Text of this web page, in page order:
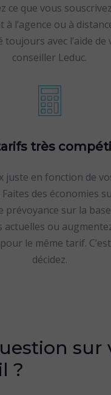
ce que vous
l’agence ou à
toujours avec l’aide de
conseiller Leduc.
très
juste en fonction de
des économies
prévoyance sur la
actuelles ou
le même tarif.
décidez.
sur
?